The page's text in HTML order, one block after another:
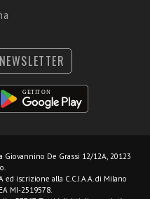
NEWSLETTER
Giovannino De Grassi 12/12A, 20123
ed iscrizione alla C.C.I.A.A. di Milano
MI-2519578.